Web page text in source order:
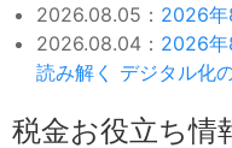
2026.08.05： 2026
2026.08.04： 2026
読み解く デジタル化
税金お役立ち情